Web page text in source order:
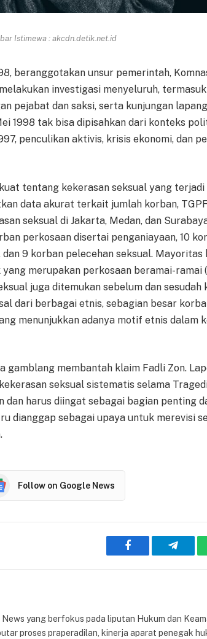
Istimewa : akcdn.detik.net.id
beranggotakan unsur pemerintah,
investigasi menyeluruh, termasuk
pejabat dan saksi, serta kunjungan
1998 tak bisa dipisahkan dari konteks
penculikan aktivis, krisis ekonomi, dan
tentang kekerasan seksual yang terjadi
data akurat terkait jumlah korban,
seksual di Jakarta, Medan, dan
perkosaan disertai penganiayaan, 10
9 korban pelecehan seksual. Mayoritas
merupakan perkosaan beramai-ramai
juga ditemukan sebelum dan sesudah
dari berbagai etnis, sebagian besar
menunjukkan adanya motif etnis dalam
gamblang membantah klaim Fadli Zon.
seksual sistematis selama
dan harus diingat sebagai bagian penting
dianggap sebagai upaya untuk merevisi
Follow on Google News
Facebook
yang berfokus pada liputan Hukum dan
proses praperadilan, kinerja aparat penegak